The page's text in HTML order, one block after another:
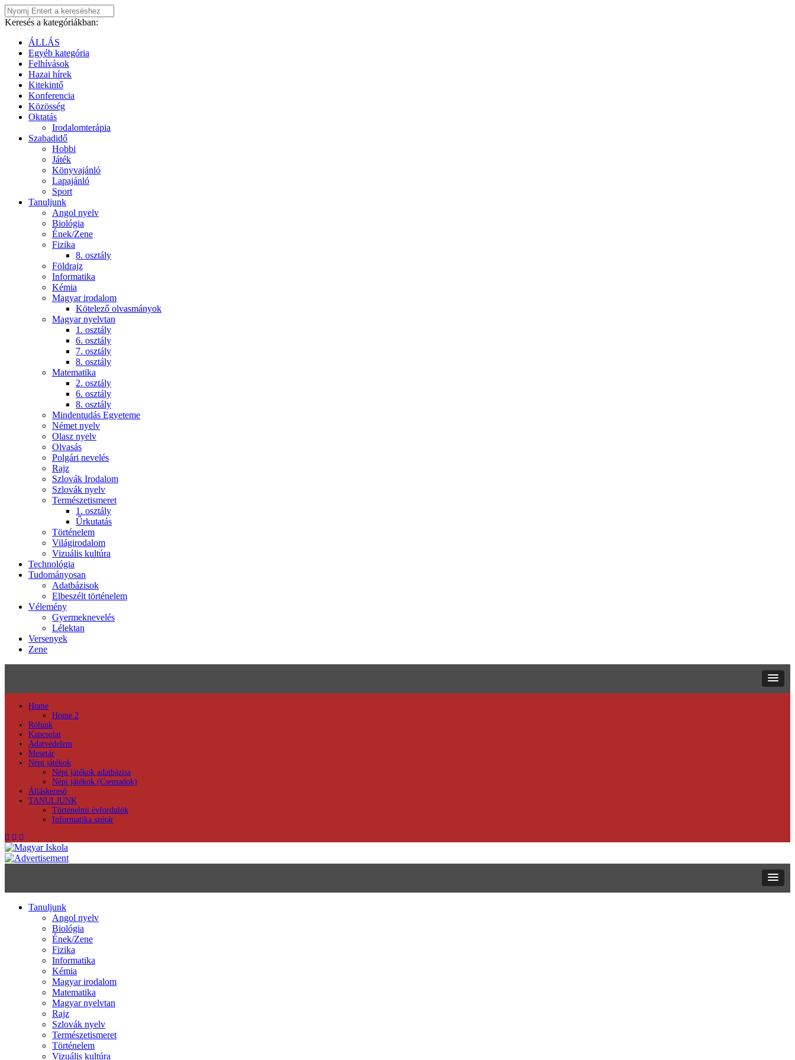
Keresés a kategóriákban:
ÁLLÁS
Egyéb kategória
Felhívások
Hazai hírek
Kitekintő
Konferencia
Közösség
Oktatás
Irodalomterápia
Szabadidő
Hobbi
Játék
Könyvajánló
Lapajánló
Sport
Tanuljunk
Angol nyelv
Biológia
Ének/Zene
Fizika
8. osztály
Földrajz
Informatika
Kémia
Magyar irodalom
Kötelező olvasmányok
Magyar nyelvtan
1. osztály
6. osztály
7. osztály
8. osztály
Matematika
2. osztály
6. osztály
8. osztály
Mindentudás Egyeteme
Német nyelv
Olasz nyelv
Olvasás
Polgári nevelés
Rajz
Szlovák Irodalom
Szlovák nyelv
Természetismeret
1. osztály
Űrkutatás
Történelem
Világirodalom
Vizuális kultúra
Technológia
Tudományosan
Adatbázisok
Elbeszélt történelem
Vélemény
Gyermeknevelés
Lélektan
Versenyek
Zene
Home
Home 2
Rólunk
Kapcsolat
Adatvédelem
Mesetár
Népi játékok
Népi játékok adatbázisa
Népi játékok (Csemadok)
Álláskereső
TANULJUNK
Történelmi évfordulók
Informatika szótár
Tanuljunk
Angol nyelv
Biológia
Ének/Zene
Fizika
Informatika
Kémia
Magyar irodalom
Matematika
Magyar nyelvtan
Rajz
Szlovák nyelv
Természetismeret
Történelem
Vizuális kultúra